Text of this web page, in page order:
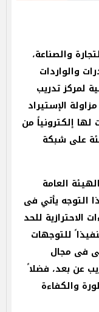
والصناعة،
والواردات
لمركز تدريب
الإستيراد
لها إلكترونياً من
على شبكة
العامة
التوجه يأتي فى
الاحترازية للحد
للتوجهات
فى مجال
عن بعد، فضلاﹰ
والكفاءة